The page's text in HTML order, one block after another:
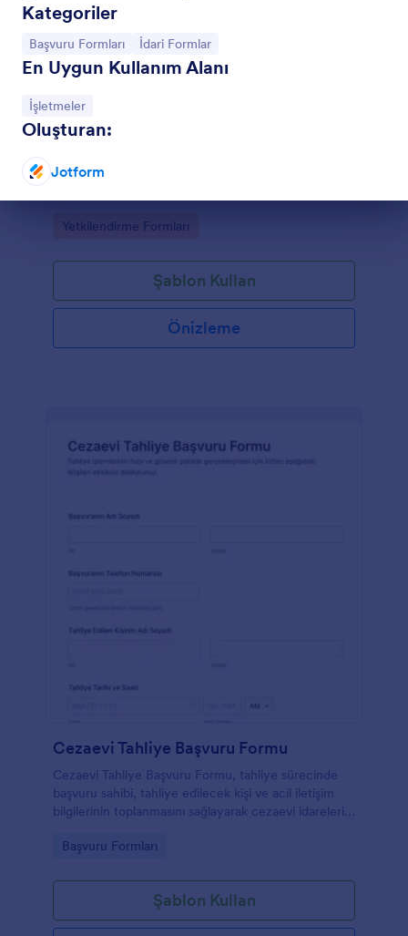
Kategoriler
Kategoriye git:
Başvuru Formları Kategoriye git:
İdari Formlar
En Uygun Kullanım Alanı
Kategoriye git:
İşletmeler
Oluşturan:
Jotform
çalışanların araç kullanım taleplerini zaman aralığı ve
Go to Category:
Yetkilendirme Formları
Şablon Kullan
Önizleme
Cezaevi Tahliye Başvuru Formu
Cezaevi Tahliye Başvuru Formu, tahliye sürecinde
başvuru sahibi, tahliye edilecek kişi ve acil iletişim
bilgilerinin toplanmasını sağlayarak cezaevi idareleri
kolaylaştırır.
Go to Category:
Başvuru Formları
Şablon Kullan